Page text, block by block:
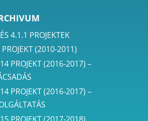
4.1.1 PROJEKTEK
(2010-2011)
PROJEKT (2016-2017) –
PROJEKT (2016-2017) –